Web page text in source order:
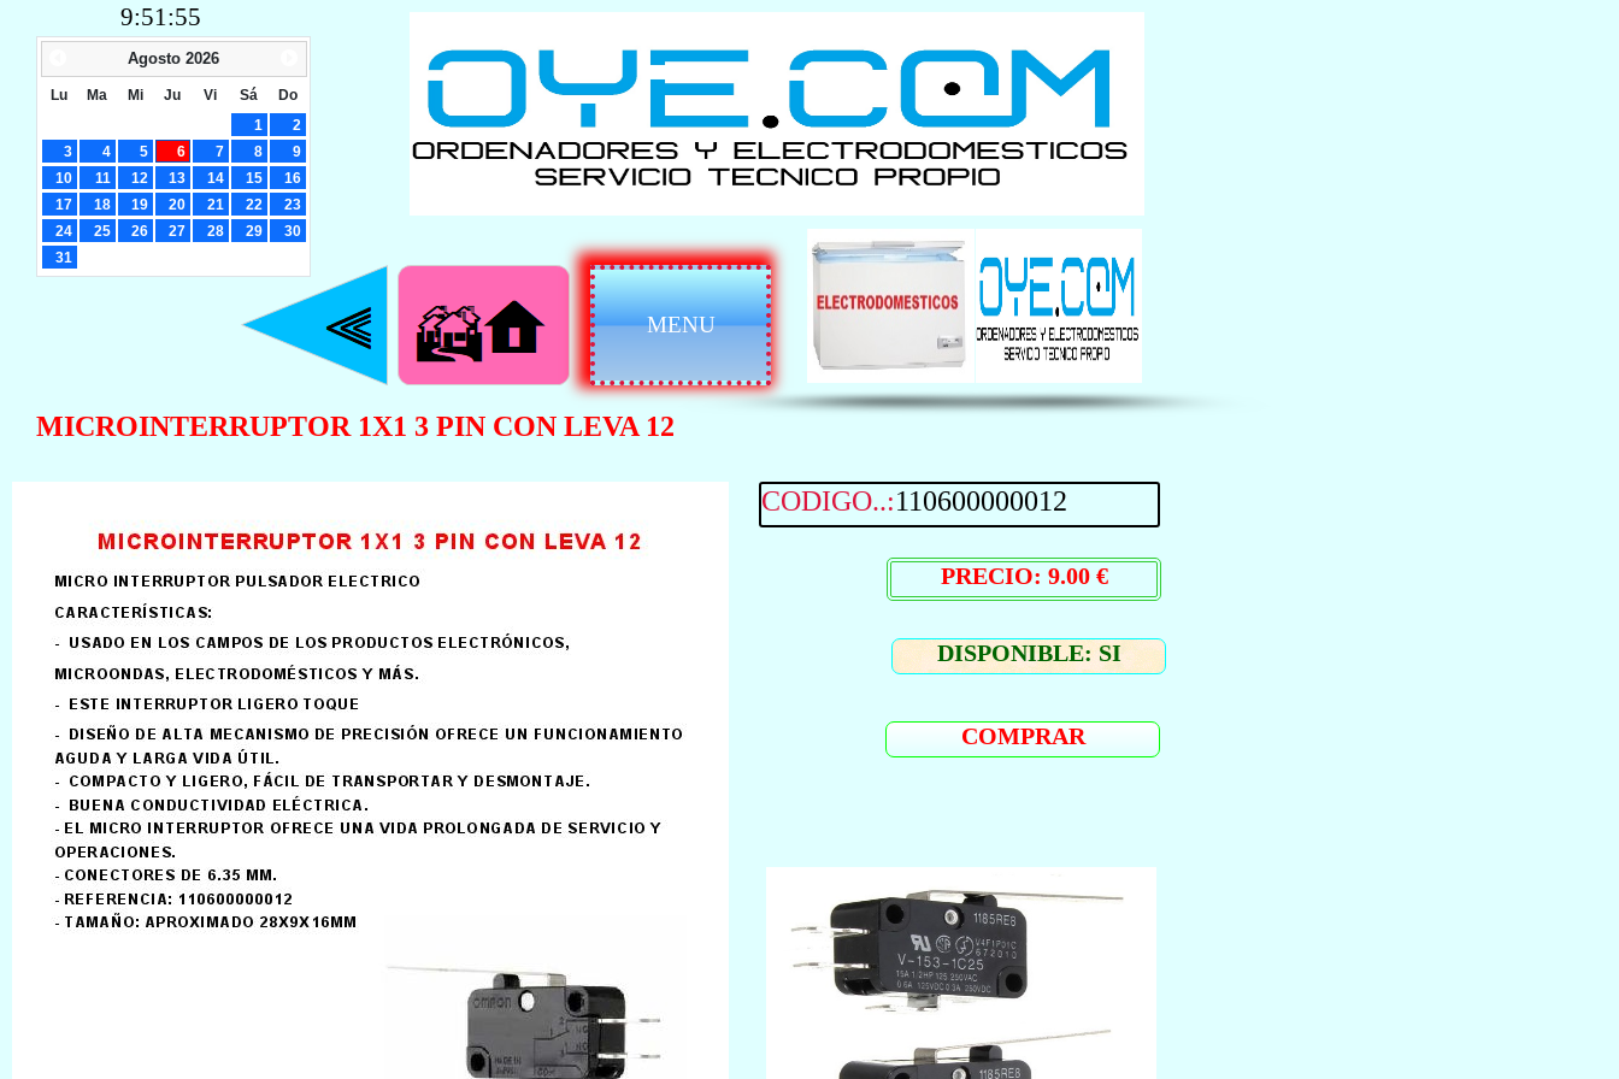
COMPRAR
LLAMAR AL TELEFONO
957156032
626246281
CODIGO..:110600000012
MICROINTERRUPTOR 1X1 3 PIN CON LEVA 12
9:51:56
Agosto 2026
Lu Ma Mi Ju Vi Sá
Do
1
2
3
4 5 6 7 8
9
10
11 12 13 14 15
16
17
18 19 20 21 22
23
24
25 26 27 28 29
30
31
MENU
PRECIO: 9.00 €
DISPONIBLE: SI